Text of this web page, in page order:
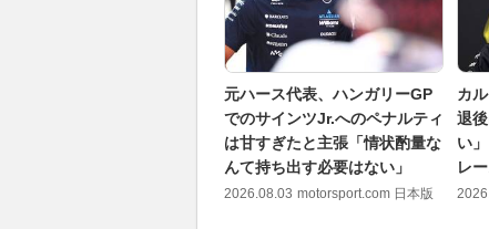
元ハース代表、ハンガリーGP
でのサインツJr.へのペナルティ
は甘すぎたと主張「情状酌量な
んて持ち出す必要はない」
2026.08.03 motorsport.com 日本版
カ
退
い
レ